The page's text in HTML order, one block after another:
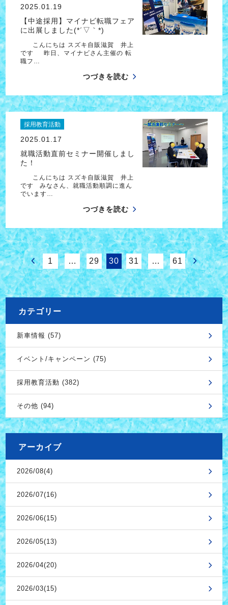
2025.01.19
【中途採用】マイナビ転職フェア
に出展しました(*´▽｀*)
こんにちは スズキ自販滋賀 井上
です 昨日、マイナビさん主催の 転
職フ…
つづきを読む
採用教育活動
2025.01.17
就職活動直前セミナー開催しまし
た！
こんにちは スズキ自販滋賀 井上
です みなさん、就職活動順調に進ん
でいます…
つづきを読む
1 … 29 30 31 … 61
カテゴリー
新車情報 (57)
イベント/キャンペーン (75)
採用教育活動 (382)
その他 (94)
アーカイブ
2026/08(4)
2026/07(16)
2026/06(15)
2026/05(13)
2026/04(20)
2026/03(15)